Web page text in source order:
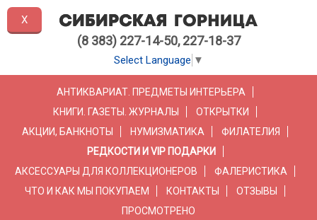
(8 383) 227-14-50, 227-18-37
Select Language ▼
АНТИКВАРИАТ. ПРЕДМЕТЫ ИНТЕРЬЕРА
КНИГИ. ГАЗЕТЫ. ЖУРНАЛЫ
ОТКРЫТКИ
АКЦИИ, БАНКНОТЫ
НУМИЗМАТИКА
ФИЛАТЕЛИЯ
РЕДКОСТИ И VIP ПОДАРКИ
АКСЕССУАРЫ ДЛЯ КОЛЛЕКЦИОНЕРОВ
ФАЛЕРИСТИКА
ЧТО И КАК МЫ ПОКУПАЕМ
КОНТАКТЫ
ОТЗЫВЫ
ПРОСМОТРЕНО
X